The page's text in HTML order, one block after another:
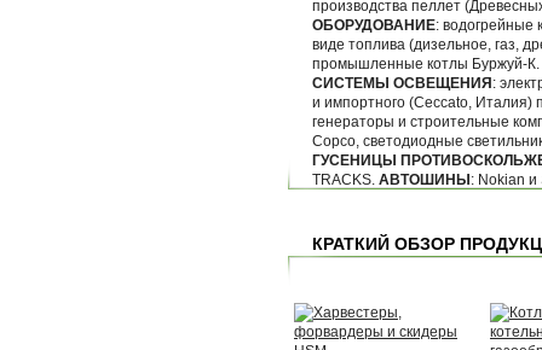
производства пеллет
ОБОРУДОВАНИЕ: водогрейные
виде топлива (дизельное, газ,
промышленные котлы Буржуй-К.
СИСТЕМЫ ОСВЕЩЕНИЯ :
и импортного (Ceccato, Италия)
генераторы и строительные
Copco, светодиодные
ГУСЕНИЦЫ
TRACKS. АВТОШИНЫ : Nokian и
КРАТКИЙ ОБЗОР